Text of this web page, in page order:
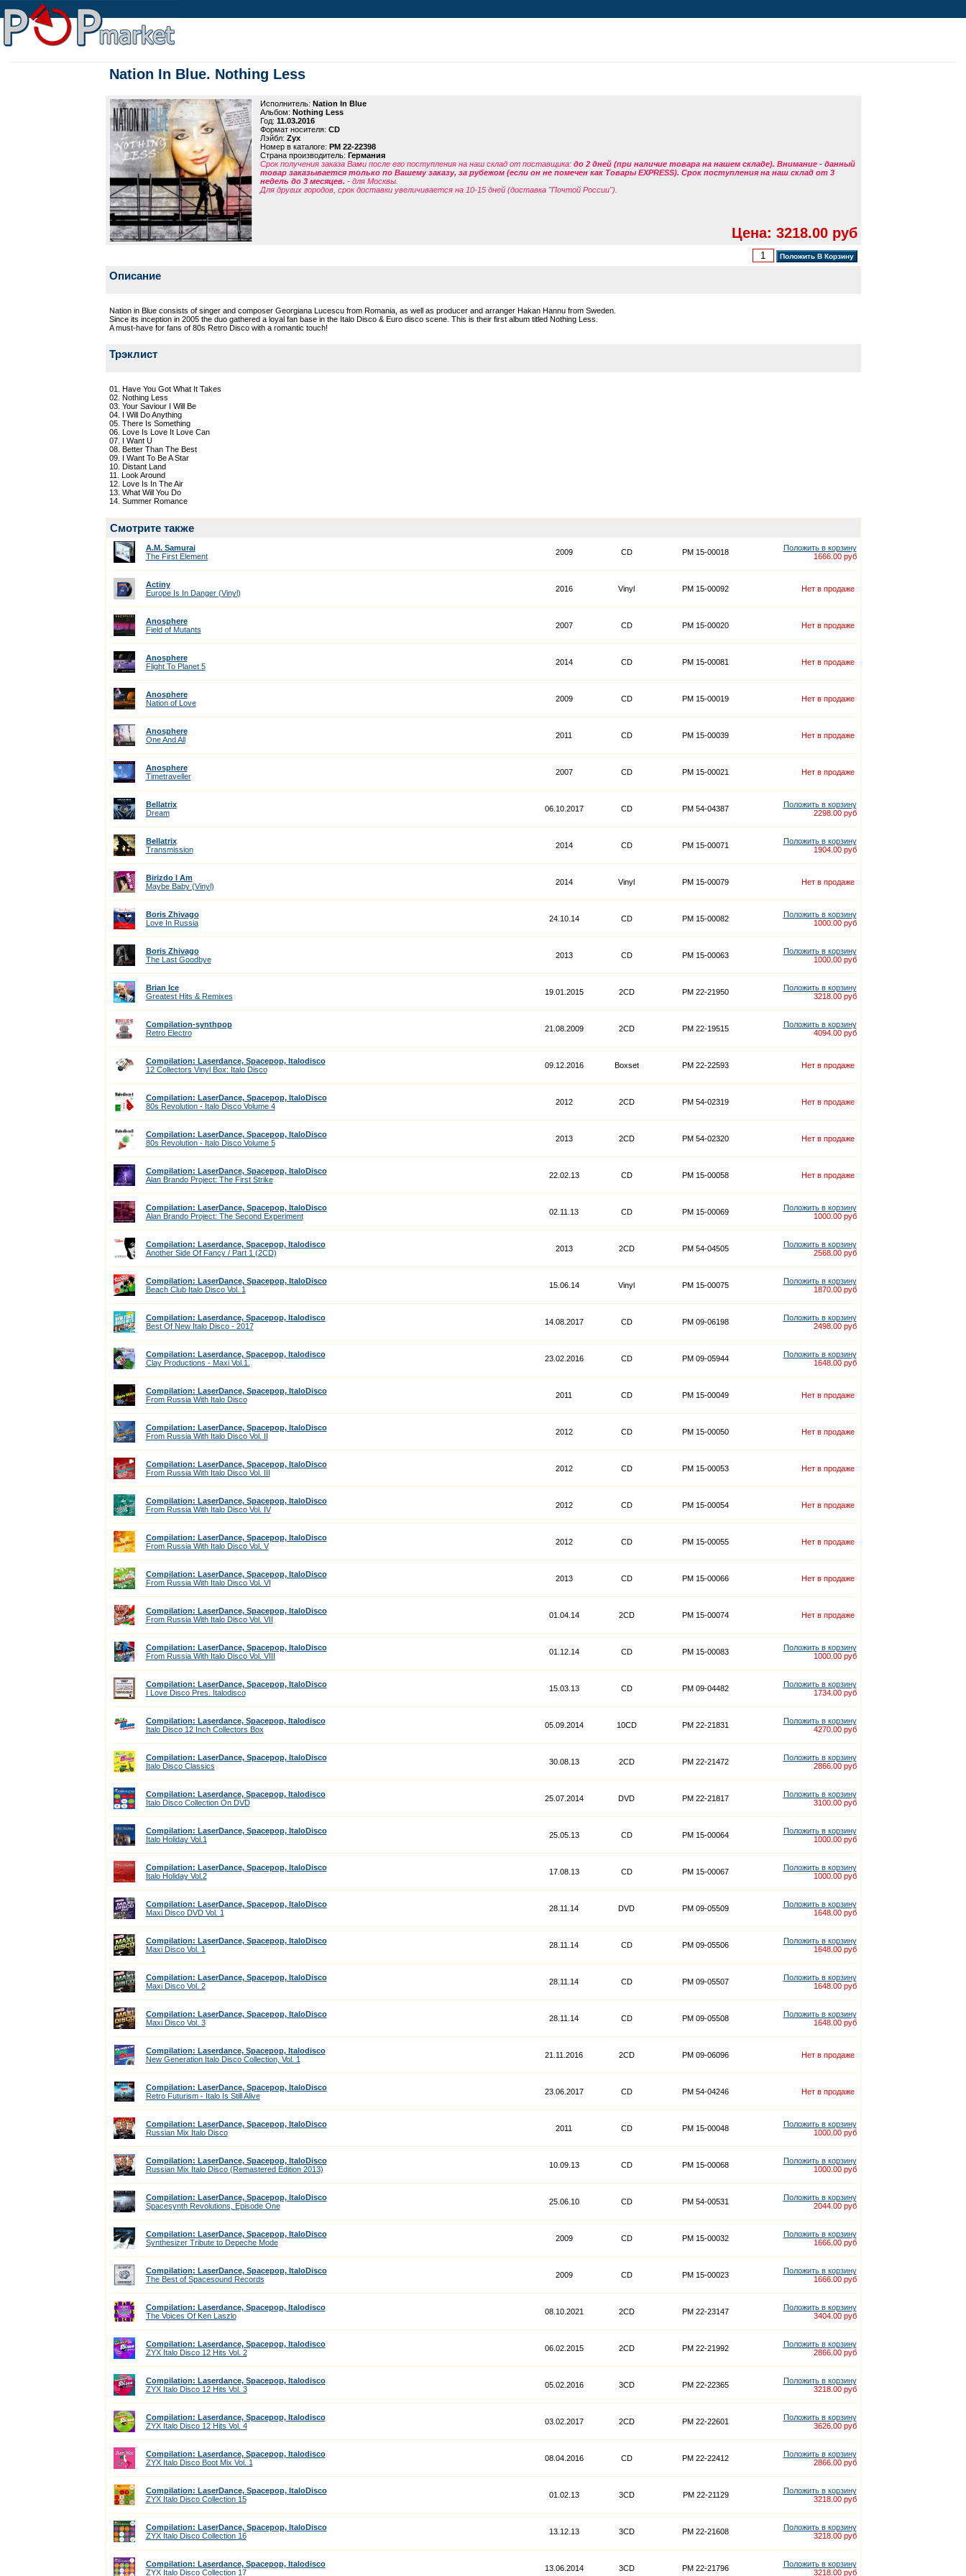
Nation In Blue. Nothing Less
Исполнитель: Nation In Blue
Альбом: Nothing Less
Год: 11.03.2016
Формат носителя: CD
Лэйбл: Zyx
Номер в каталоге: PM 22-22398
Страна производитель: Германия
Срок получения заказа Вами после его поступления на наш склад от поставщика: до 2 дней (при наличие товара на нашем складе). Внимание - данный
товар заказывается только по Вашему заказу, за рубежом (если он не помечен как Товары EXPRESS). Срок поступления на наш склад от 3
недель до 3 месяцев. - для Москвы.
Для других городов, срок доставки увеличивается на 10-15 дней (доставка "Почтой России").
Цена: 3218.00 руб
Описание
Nation in Blue consists of singer and composer Georgiana Lucescu from Romania, as well as producer and arranger Hakan Hannu from Sweden.
Since its inception in 2005 the duo gathered a loyal fan base in the Italo Disco & Euro disco scene. This is their first album titled Nothing Less.
A must-have for fans of 80s Retro Disco with a romantic touch!
Трэклист
01. Have You Got What It Takes
02. Nothing Less
03. Your Saviour I Will Be
04. I Will Do Anything
05. There Is Something
06. Love Is Love It Love Can
07. I Want U
08. Better Than The Best
09. I Want To Be A Star
10. Distant Land
11. Look Around
12. Love Is In The Air
13. What Will You Do
14. Summer Romance
Смотрите также
A.M. Samurai
The First Element
2009 CD PM 15-00018
Положить в корзину
1666.00 руб
Actiny
Europe Is In Danger (Vinyl)
2016 Vinyl PM 15-00092 Нет в продаже
Anosphere
Field of Mutants
2007 CD PM 15-00020 Нет в продаже
Anosphere
Flight To Planet 5
2014 CD PM 15-00081 Нет в продаже
Anosphere
Nation of Love
2009 CD PM 15-00019 Нет в продаже
Anosphere
One And All
2011 CD PM 15-00039 Нет в продаже
Anosphere
Timetraveller
2007 CD PM 15-00021 Нет в продаже
Bellatrix
Dream
06.10.2017 CD PM 54-04387
Положить в корзину
2298.00 руб
Bellatrix
Transmission
2014 CD PM 15-00071
Положить в корзину
1904.00 руб
Birizdo I Am
Maybe Baby (Vinyl)
2014 Vinyl PM 15-00079 Нет в продаже
Boris Zhivago
Love In Russia
24.10.14 CD PM 15-00082
Положить в корзину
1000.00 руб
Boris Zhivago
The Last Goodbye
2013 CD PM 15-00063
Положить в корзину
1000.00 руб
Brian Ice
Greatest Hits & Remixes
19.01.2015 2CD PM 22-21950
Положить в корзину
3218.00 руб
Compilation-synthpop
Retro Electro
21.08.2009 2CD PM 22-19515
Положить в корзину
4094.00 руб
Compilation: Laserdance, Spacepop, Italodisco
12 Collectors Vinyl Box: Italo Disco
09.12.2016 Boxset PM 22-22593 Нет в продаже
Compilation: LaserDance, Spacepop, ItaloDisco
80s Revolution - Italo Disco Volume 4
2012 2CD PM 54-02319 Нет в продаже
Compilation: LaserDance, Spacepop, ItaloDisco
80s Revolution - Italo Disco Volume 5
2013 2CD PM 54-02320 Нет в продаже
Compilation: LaserDance, Spacepop, ItaloDisco
Alan Brando Project: The First Strike
22.02.13 CD PM 15-00058 Нет в продаже
Compilation: LaserDance, Spacepop, ItaloDisco
Alan Brando Project: The Second Experiment
02.11.13 CD PM 15-00069
Положить в корзину
1000.00 руб
Compilation: Laserdance, Spacepop, Italodisco
Another Side Of Fancy / Part 1 (2CD)
2013 2CD PM 54-04505
Положить в корзину
2568.00 руб
Compilation: LaserDance, Spacepop, ItaloDisco
Beach Club Italo Disco Vol. 1
15.06.14 Vinyl PM 15-00075
Положить в корзину
1870.00 руб
Compilation: Laserdance, Spacepop, Italodisco
Best Of New Italo Disco - 2017
14.08.2017 CD PM 09-06198
Положить в корзину
2498.00 руб
Compilation: Laserdance, Spacepop, Italodisco
Clay Productions - Maxi Vol.1.
23.02.2016 CD PM 09-05944
Положить в корзину
1648.00 руб
Compilation: LaserDance, Spacepop, ItaloDisco
From Russia With Italo Disco
2011 CD PM 15-00049 Нет в продаже
Compilation: LaserDance, Spacepop, ItaloDisco
From Russia With Italo Disco Vol. II
2012 CD PM 15-00050 Нет в продаже
Compilation: LaserDance, Spacepop, ItaloDisco
From Russia With Italo Disco Vol. III
2012 CD PM 15-00053 Нет в продаже
Compilation: LaserDance, Spacepop, ItaloDisco
From Russia With Italo Disco Vol. IV
2012 CD PM 15-00054 Нет в продаже
Compilation: LaserDance, Spacepop, ItaloDisco
From Russia With Italo Disco Vol. V
2012 CD PM 15-00055 Нет в продаже
Compilation: LaserDance, Spacepop, ItaloDisco
From Russia With Italo Disco Vol. VI
2013 CD PM 15-00066 Нет в продаже
Compilation: LaserDance, Spacepop, ItaloDisco
From Russia With Italo Disco Vol. VII
01.04.14 2CD PM 15-00074 Нет в продаже
Compilation: LaserDance, Spacepop, ItaloDisco
From Russia With Italo Disco Vol. VIII
01.12.14 CD PM 15-00083
Положить в корзину
1000.00 руб
Compilation: LaserDance, Spacepop, ItaloDisco
I Love Disco Pres. Italodisco
15.03.13 CD PM 09-04482
Положить в корзину
1734.00 руб
Compilation: Laserdance, Spacepop, Italodisco
Italo Disco 12 Inch Collectors Box
05.09.2014 10CD PM 22-21831
Положить в корзину
4270.00 руб
Compilation: LaserDance, Spacepop, ItaloDisco
Italo Disco Classics
30.08.13 2CD PM 22-21472
Положить в корзину
2866.00 руб
Compilation: Laserdance, Spacepop, Italodisco
Italo Disco Collection On DVD
25.07.2014 DVD PM 22-21817
Положить в корзину
3100.00 руб
Compilation: LaserDance, Spacepop, ItaloDisco
Italo Holiday Vol.1
25.05.13 CD PM 15-00064
Положить в корзину
1000.00 руб
Compilation: LaserDance, Spacepop, ItaloDisco
Italo Holiday Vol.2
17.08.13 CD PM 15-00067
Положить в корзину
1000.00 руб
Compilation: LaserDance, Spacepop, ItaloDisco
Maxi Disco DVD Vol. 1
28.11.14 DVD PM 09-05509
Положить в корзину
1648.00 руб
Compilation: LaserDance, Spacepop, ItaloDisco
Maxi Disco Vol. 1
28.11.14 CD PM 09-05506
Положить в корзину
1648.00 руб
Compilation: LaserDance, Spacepop, ItaloDisco
Maxi Disco Vol. 2
28.11.14 CD PM 09-05507
Положить в корзину
1648.00 руб
Compilation: LaserDance, Spacepop, ItaloDisco
Maxi Disco Vol. 3
28.11.14 CD PM 09-05508
Положить в корзину
1648.00 руб
Compilation: Laserdance, Spacepop, Italodisco
New Generation Italo Disco Collection, Vol. 1
21.11.2016 2CD PM 09-06096 Нет в продаже
Compilation: LaserDance, Spacepop, ItaloDisco
Retro Futurism - Italo Is Still Alive
23.06.2017 CD PM 54-04246 Нет в продаже
Compilation: LaserDance, Spacepop, ItaloDisco
Russian Mix Italo Disco
2011 CD PM 15-00048
Положить в корзину
1000.00 руб
Compilation: LaserDance, Spacepop, ItaloDisco
Russian Mix Italo Disco (Remastered Edition 2013)
10.09.13 CD PM 15-00068
Положить в корзину
1000.00 руб
Compilation: LaserDance, Spacepop, ItaloDisco
Spacesynth Revolutions, Episode One
25.06.10 CD PM 54-00531
Положить в корзину
2044.00 руб
Compilation: LaserDance, Spacepop, ItaloDisco
Synthesizer Tribute to Depeche Mode
2009 CD PM 15-00032
Положить в корзину
1666.00 руб
Compilation: LaserDance, Spacepop, ItaloDisco
The Best of Spacesound Records
2009 CD PM 15-00023
Положить в корзину
1666.00 руб
Compilation: Laserdance, Spacepop, Italodisco
The Voices Of Ken Laszlo
08.10.2021 2CD PM 22-23147
Положить в корзину
3404.00 руб
Compilation: Laserdance, Spacepop, Italodisco
ZYX Italo Disco 12 Hits Vol. 2
06.02.2015 2CD PM 22-21992
Положить в корзину
2866.00 руб
Compilation: Laserdance, Spacepop, Italodisco
ZYX Italo Disco 12 Hits Vol. 3
05.02.2016 3CD PM 22-22365
Положить в корзину
3218.00 руб
Compilation: Laserdance, Spacepop, Italodisco
ZYX Italo Disco 12 Hits Vol. 4
03.02.2017 2CD PM 22-22601
Положить в корзину
3626.00 руб
Compilation: Laserdance, Spacepop, Italodisco
ZYX Italo Disco Boot Mix Vol. 1
08.04.2016 CD PM 22-22412
Положить в корзину
2866.00 руб
Compilation: LaserDance, Spacepop, ItaloDisco
ZYX Italo Disco Collection 15
01.02.13 3CD PM 22-21129
Положить в корзину
3218.00 руб
Compilation: LaserDance, Spacepop, ItaloDisco
ZYX Italo Disco Collection 16
13.12.13 3CD PM 22-21608
Положить в корзину
3218.00 руб
Compilation: Laserdance, Spacepop, Italodisco
ZYX Italo Disco Collection 17
13.06.2014 3CD PM 22-21796
Положить в корзину
3218.00 руб